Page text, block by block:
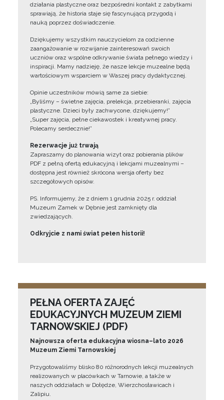
działania plastyczne oraz bezpośredni kontakt z zabytkami
sprawiają, że historia staje się fascynującą przygodą i
nauką poprzez doświadczenie.
Dziękujemy wszystkim nauczycielom za codzienne
zaangażowanie w rozwijanie zainteresowań swoich
uczniów oraz wspólne odkrywanie świata pełnego wiedzy i
inspiracji. Mamy nadzieję, że nasze lekcje muzealne będą
wartościowym wsparciem w Waszej pracy dydaktycznej.
Opinie uczestników mówią same za siebie:
„Byliśmy – świetne zajęcia, prelekcja, przebieranki, zajęcia
plastyczne. Dzieci były zachwycone, dziękujemy!”
„Super zajęcia, pełne ciekawostek i kreatywnej pracy.
Polecamy serdecznie!”
Rezerwacje już trwają
Zapraszamy do planowania wizyt oraz pobierania plików
PDF z pełną ofertą edukacyjną i lekcjami muzealnymi –
dostępna jest również skrócona wersja oferty bez
szczegółowych opisów.
PS. Informujemy, że z dniem 1 grudnia 2025 r. oddział
Muzeum Zamek w Dębnie jest zamknięty dla
zwiedzających.
Odkryjcie z nami świat pełen historii!
PEŁNA OFERTA ZAJĘĆ
EDUKACYJNYCH MUZEUM ZIEMI
TARNOWSKIEJ (PDF)
Najnowsza oferta edukacyjna wiosna–lato 2026
Muzeum Ziemi Tarnowskiej
Przygotowaliśmy blisko 80 różnorodnych lekcji muzealnych
realizowanych w placówkach w Tarnowie, a także w
naszych oddziałach w Dołędze, Wierzchosławicach i
Zalipiu.